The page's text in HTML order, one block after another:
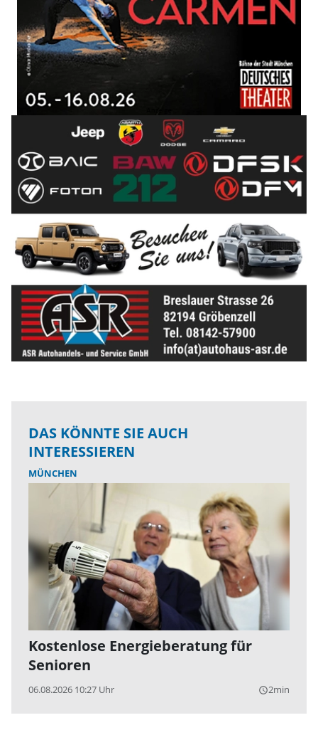
DAS KÖNNTE SIE AUCH
INTERESSIEREN
MÜNCHEN
Kostenlose Energieberatung für
Senioren
06.08.2026 10:27 Uhr query_builder2min